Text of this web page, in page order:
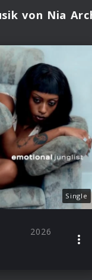
von Nia
Single
2026